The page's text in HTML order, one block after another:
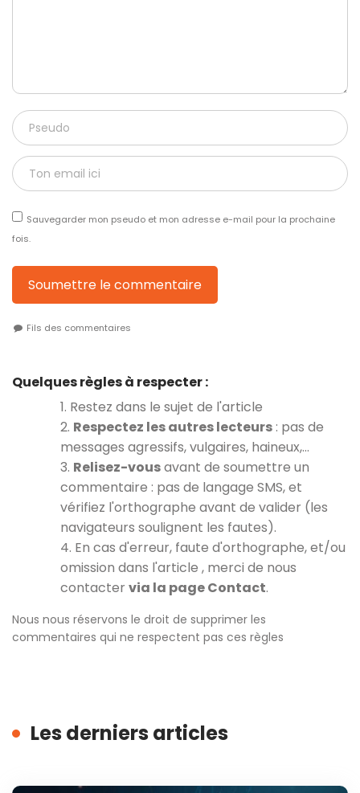
Sauvegarder mon pseudo et mon adresse e-mail pour la prochaine
fois.
Soumettre le commentaire
Fils des commentaires
Quelques règles à respecter :
1. Restez dans le sujet de l'article
2. Respectez les autres lecteurs : pas de
messages agressifs, vulgaires, haineux,…
3. Relisez-vousavant de soumettre un
commentaire : pas de langage SMS, et
vérifiez l'orthographe avant de valider (les
navigateurs soulignent les fautes).
4. En cas d'erreur, faute d'orthographe, et/ou
omission dans l'article , merci de nous
contacter via la page Contact.
Nous nous réservons le droit de supprimer les
commentaires qui ne respectent pas ces règles
Les derniers articles